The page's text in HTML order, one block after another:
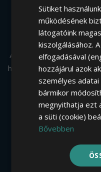
Budai
A megelőzésben
hét esztendő alatt több
ezer páciens tisztelt
hozzánk szeretteit,
Iratkozzon fel
Sütiket
működésének
látogatóink
kiszolgálásához.
elfogadásával
hozzájárul azok
személyes
bármikor
megnyithatja ezt
a süti (cookie)
Bővebben